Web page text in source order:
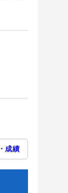
成績